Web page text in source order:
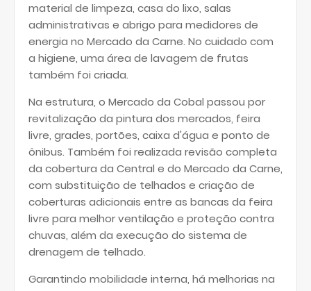
material de limpeza, casa do lixo, salas
administrativas e abrigo para medidores de
energia no Mercado da Carne. No cuidado com
a higiene, uma área de lavagem de frutas
também foi criada.
Na estrutura, o Mercado da Cobal passou por
revitalização da pintura dos mercados, feira
livre, grades, portões, caixa d'água e ponto de
ônibus. Também foi realizada revisão completa
da cobertura da Central e do Mercado da Carne,
com substituição de telhados e criação de
coberturas adicionais entre as bancas da feira
livre para melhor ventilação e proteção contra
chuvas, além da execução do sistema de
drenagem de telhado.
Garantindo mobilidade interna, há melhorias na